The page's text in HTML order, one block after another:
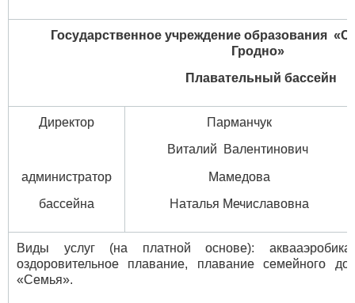
Государственное учреждение образования
Гродно»
Плавательный бассейн
Директор
администратор
бассейна
Парманчук
Виталий Валентинович
Мамедова
Наталья Мечиславовна
Виды услуг (на платной основе):
оздоровительное плавание, плавание семейного
«Семья».